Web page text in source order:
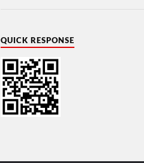
QUICK RESPONSE